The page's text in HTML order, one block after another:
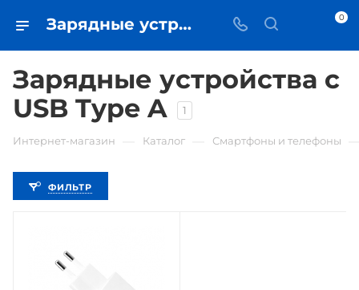
Зарядные устройства с USB Type A - купить зарядку в Самаре - iЧехол 0
Зарядные устройства с
USB Type A
1
Интернет-магазин Каталог Смартфоны и телефоны
ФИЛЬТР